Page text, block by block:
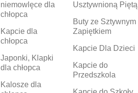
niemowlęce dla
chłopca
Kapcie dla
chłopca
Japonki, Klapki
dla chłopca
Kalosze dla
Usztywnioną Piętą
Buty ze Sztywnym
Zapiętkiem
Kapcie Dla Dzieci
Kapcie do
Przedszkola